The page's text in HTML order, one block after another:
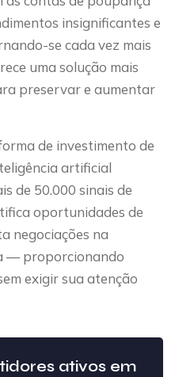
insignificantes e
se cada vez mais
uma solução mais
preservar e aumentar
de investimento de
artificial
de 50.000 sinais de
oportunidades de
negociações na
— proporcionando
exigir sua atenção
ativos em